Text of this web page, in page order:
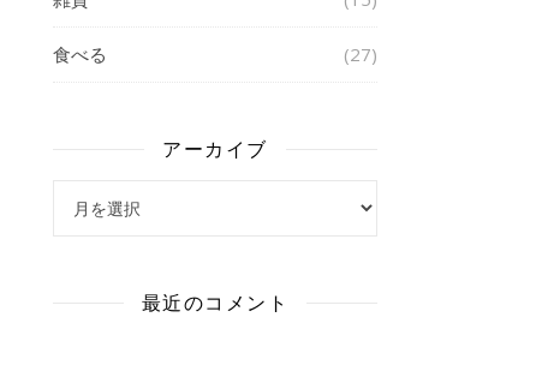
食べる (27)
アーカイブ
最近のコメント